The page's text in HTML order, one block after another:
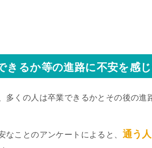
きるか等の進路に不安を感
多くの人は卒業できるかとその後の進
ことのアンケートによると、 通う